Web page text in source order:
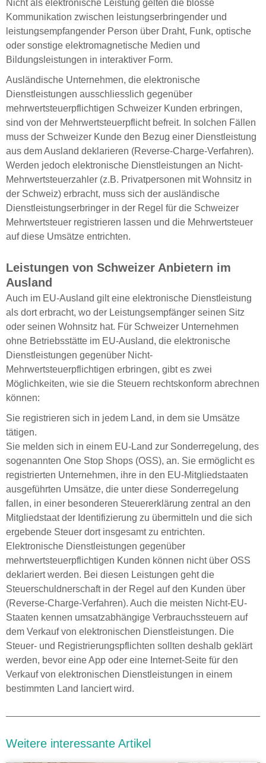
Nicht als elektronische Leistung gelten die blosse
Kommunikation zwischen leistungserbringender und
leistungsempfangender Person über Draht, Funk, optische
oder sonstige elektromagnetische Medien und
Bildungsleistungen in interaktiver Form.
Ausländische Unternehmen, die elektronische
Dienstleistungen ausschliesslich gegenüber
mehrwertsteuerpflichtigen Schweizer Kunden erbringen,
sind von der Mehrwertsteuerpflicht befreit. In solchen Fällen
muss der Schweizer Kunde den Bezug einer Dienstleistung
aus dem Ausland deklarieren (Reverse-Charge-Verfahren).
Werden jedoch elektronische Dienstleistungen an Nicht-
Mehrwertsteuerzahler (z.B. Privatpersonen mit Wohnsitz in
der Schweiz) erbracht, muss sich der ausländische
Dienstleistungserbringer in der Regel für die Schweizer
Mehrwertsteuer registrieren lassen und die Mehrwertsteuer
auf diese Umsätze entrichten.
Leistungen von Schweizer Anbietern im
Ausland
Auch im EU-Ausland gilt eine elektronische Dienstleistung
als dort erbracht, wo der Leistungsempfänger seinen Sitz
oder seinen Wohnsitz hat. Für Schweizer Unternehmen
ohne Betriebsstätte im EU-Ausland, die elektronische
Dienstleistungen gegenüber Nicht-
Mehrwertsteuerpflichtigen erbringen, gibt es zwei
Möglichkeiten, wie sie die Steuern rechtskonform abrechnen
können:
Sie registrieren sich in jedem Land, in dem sie Umsätze
tätigen.
Sie melden sich in einem EU-Land zur Sonderregelung, des
sogenannten One Stop Shops (OSS), an. Sie ermöglicht es
registrierten Unternehmen, ihre in den EU-Mitgliedstaaten
ausgeführten Umsätze, die unter diese Sonderregelung
fallen, in einer besonderen Steuererklärung zentral an den
Mitgliedstaat der Identifizierung zu übermitteln und die sich
ergebende Steuer dort insgesamt zu entrichten.
Elektronische Dienstleistungen gegenüber
mehrwertsteuerpflichtigen Kunden können nicht über OSS
deklariert werden. Bei diesen Leistungen geht die
Steuerschuldnerschaft in der Regel auf den Kunden über
(Reverse-Charge-Verfahren). Auch die meisten Nicht-EU-
Staaten kennen umsatzabhängige Verbrauchssteuern auf
dem Verkauf von elektronischen Dienstleistungen. Die
Steuer- und Registrierungspflichten sollten deshalb geklärt
werden, bevor eine App oder eine Internet-Seite für den
Verkauf von elektronischen Dienstleistungen in einem
bestimmten Land lanciert wird.
Weitere interessante Artikel